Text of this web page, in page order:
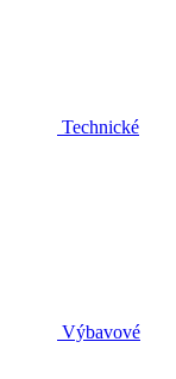
Technické
Výbavové